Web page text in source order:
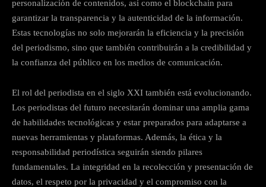
personalización de contenidos, así como el blockchain para
garantizar la transparencia y la autenticidad de la información.
Estas tecnologías no solo mejorarán la eficiencia y la precisión
del periodismo, sino que también contribuirán a la credibilidad y
la confianza del público en los medios de comunicación.
El rol del periodista en el siglo XXI también está evolucionando.
Los periodistas del futuro necesitarán dominar una amplia gama
de habilidades tecnológicas y estar preparados para adaptarse a
nuevas herramientas y plataformas. Además, la ética y la
responsabilidad periodística seguirán siendo pilares
fundamentales. La integridad en la recolección y presentación de
datos, el respeto por la privacidad y el compromiso con la